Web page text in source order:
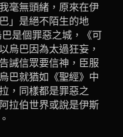
毫無頭緒，原來在伊
」是絕不陌生的地
是個罪惡之城，《可
烏巴因為太過狂妄，
誡信眾要信神，臣服
巴就猶如《聖經》中
，同樣都是罪惡之
拉伯世界或說是伊斯